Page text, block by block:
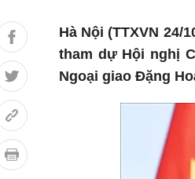
Hà Nội (TTXVN
tham dự Hội nghị
Ngoại giao Đặng